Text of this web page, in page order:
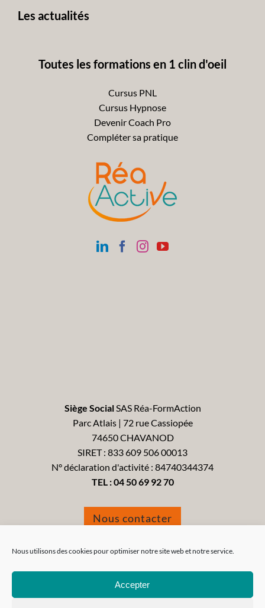
Nous utilisons des cookies pour optimiser notre site web et notre service.
Accepter
Les actualités
Toutes les formations en 1 clin d'oeil
Cursus PNL
Cursus Hypnose
Devenir Coach Pro
Compléter sa pratique
Siège SocialSAS Réa-FormAction
Parc Atlais | 72 rue Cassiopée
74650 CHAVANOD
SIRET : 833 609 506 00013
N° déclaration d'activité : 84740344374
TEL :04 50 69 92 70
Nous contacter